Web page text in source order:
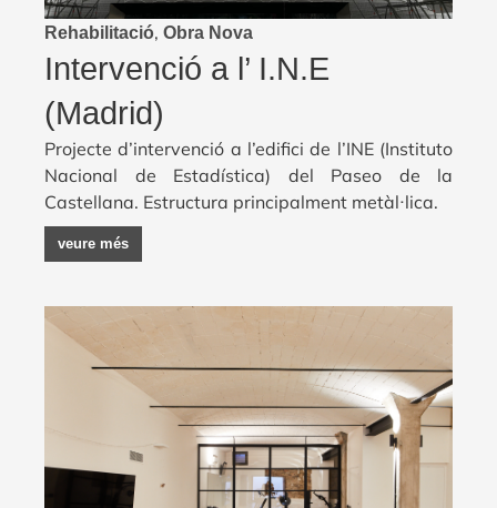
Rehabilitació, Obra Nova
Intervenció a l’ I.N.E
(Madrid)
Projecte d’intervenció a l’edifici de l’INE (Instituto
Nacional de Estadística) del Paseo de la
Castellana. Estructura principalment metàl·lica.
veure més